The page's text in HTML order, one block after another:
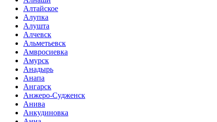
Алтайское
Алупка
Алушта
Алчевск
Альметьевск
Амвросиевка
Амурск
Анадырь
Анапа
Ангарск
Анжеро-Судженск
Анива
Анкудиновка